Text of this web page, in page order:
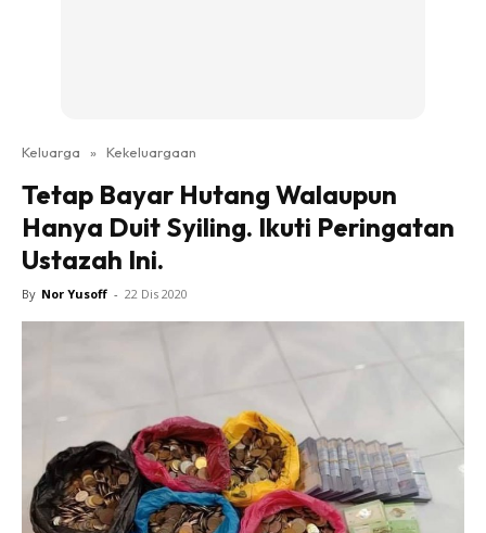
Keluarga » Kekeluargaan
Tetap Bayar Hutang Walaupun
Hanya Duit Syiling. Ikuti Peringatan
Ustazah Ini.
By Nor Yusoff - 22 Dis 2020